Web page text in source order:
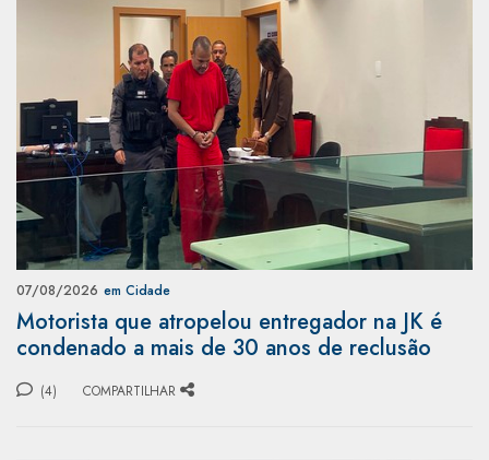
07/08/2026 em Cidade
Motorista que atropelou entregador na JK é
condenado a mais de 30 anos de reclusão
(4) COMPARTILHAR